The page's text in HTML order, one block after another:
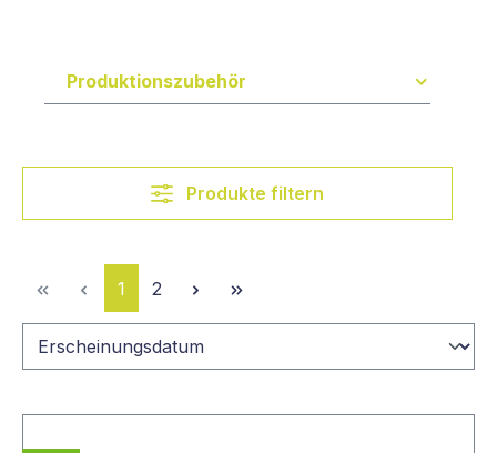
Produktionszubehör
Produkte filtern
Seite
1 Seite
2